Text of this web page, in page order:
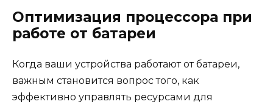
Оптимизация процессора при
работе от батареи
Когда ваши устройства работают от батареи,
важным становится вопрос того, как
эффективно управлять ресурсами для